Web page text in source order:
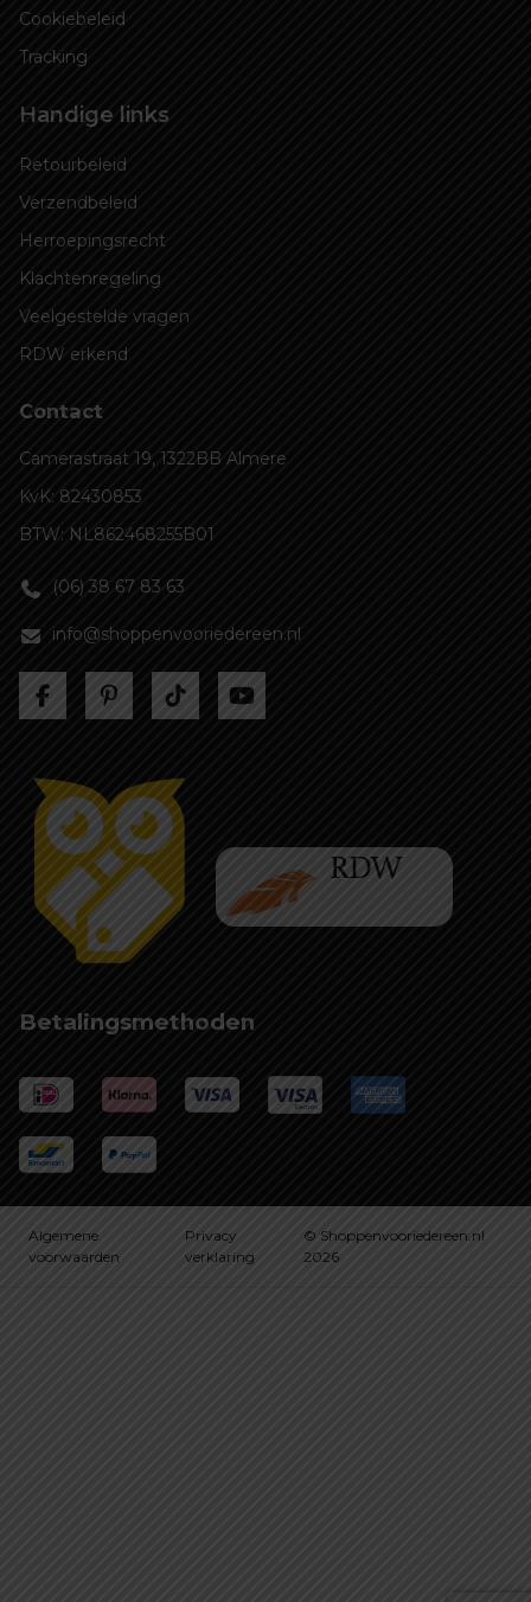
Cookiebeleid
Tracking
Handige links
Retourbeleid
Verzendbeleid
Herroepingsrecht
Klachtenregeling
Veelgestelde vragen
RDW erkend
Contact
Camerastraat 19, 1322BB Almere
KvK: 82430853
BTW: NL862468255B01
(06) 38 67 83 63
info@shoppenvooriedereen.nl
Betalingsmethoden
Algemene
voorwaarden
Privacy
verklaring
© Shoppenvooriedereen.nl
2026